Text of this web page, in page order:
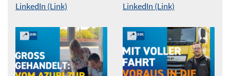
LinkedIn (Link)
LinkedIn (Link)